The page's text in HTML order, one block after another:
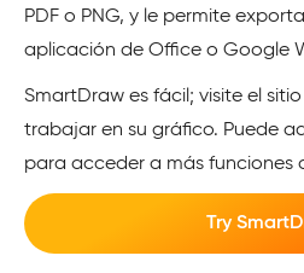
PDF o PNG, y le permite
aplicación de Office o Google
SmartDraw es fácil; visite el
trabajar en su gráfico. Puede
para acceder a más funciones
Try